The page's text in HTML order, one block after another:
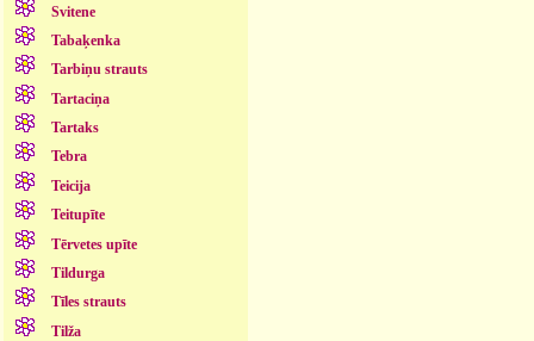
Svitene
Tabaķenka
Tarbiņu strauts
Tartaciņa
Tartaks
Tebra
Teicija
Teitupīte
Tērvetes upīte
Tildurga
Tīles strauts
Tilža